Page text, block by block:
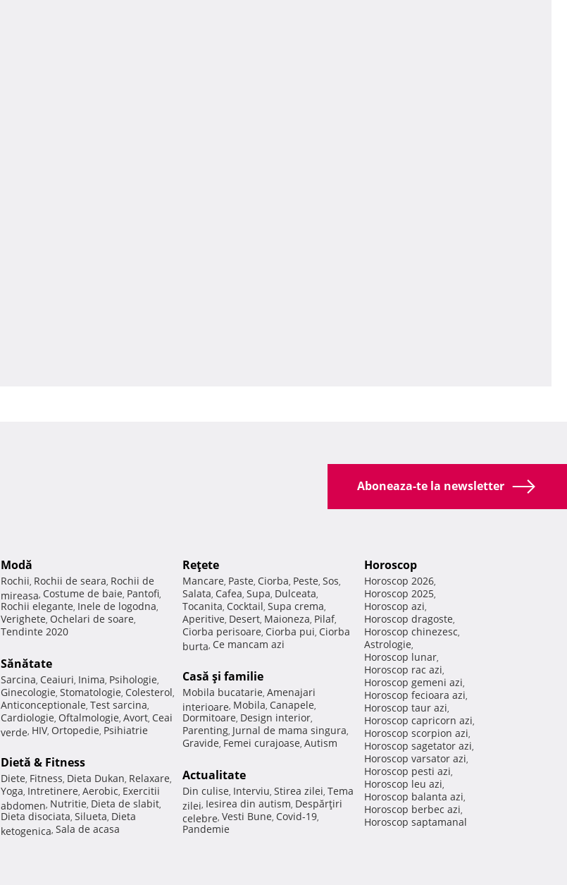
Aboneaza-te la newsletter
Modă
Rochii, Rochii de seara, Rochii de
mireasa, Costume de baie, Pantofi,
Rochii elegante, Inele de logodna,
Verighete, Ochelari de soare,
Tendinte 2020
Sănătate
Sarcina, Ceaiuri, Inima, Psihologie,
Ginecologie, Stomatologie, Colesterol,
Anticonceptionale, Test sarcina,
Cardiologie, Oftalmologie, Avort, Ceai
verde, HIV, Ortopedie, Psihiatrie
Dietă & Fitness
Diete, Fitness, Dieta Dukan, Relaxare,
Yoga, Intretinere, Aerobic, Exercitii
abdomen, Nutritie, Dieta de slabit,
Dieta disociata, Silueta, Dieta
ketogenica, Sala de acasa
Reţete
Mancare, Paste, Ciorba, Peste, Sos,
Salata, Cafea, Supa, Dulceata,
Tocanita, Cocktail, Supa crema,
Aperitive, Desert, Maioneza, Pilaf,
Ciorba perisoare, Ciorba pui, Ciorba
burta, Ce mancam azi
Casă şi familie
Mobila bucatarie, Amenajari
interioare, Mobila, Canapele,
Dormitoare, Design interior,
Parenting, Jurnal de mama singura,
Gravide, Femei curajoase, Autism
Actualitate
Din culise, Interviu, Stirea zilei, Tema
zilei, Iesirea din autism, Despărţiri
celebre, Vesti Bune, Covid-19,
Pandemie
Horoscop
Horoscop 2026,
Horoscop 2025,
Horoscop azi,
Horoscop dragoste,
Horoscop chinezesc,
Astrologie,
Horoscop lunar,
Horoscop rac azi,
Horoscop gemeni azi,
Horoscop fecioara azi,
Horoscop taur azi,
Horoscop capricorn azi,
Horoscop scorpion azi,
Horoscop sagetator azi,
Horoscop varsator azi,
Horoscop pesti azi,
Horoscop leu azi,
Horoscop balanta azi,
Horoscop berbec azi,
Horoscop saptamanal